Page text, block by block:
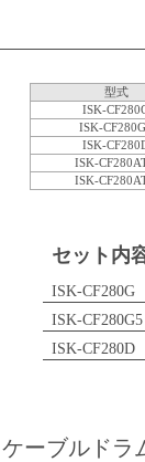
型式
ISK-
ISK-
ISK-
ISK-
ISK-
セット内
ISK-CF280G
ISK-CF280G5
ISK-CF280D
ケーブルドラ